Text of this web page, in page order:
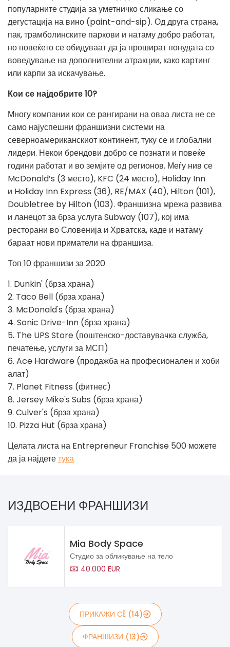
популарните студија за уметничко сликање со
дегустација на вино (paint-and-sip). Од друга страна,
пак, трамболинските паркови и натаму добро работат,
но повеќето се обидуваат да ја прошират понудата со
воведување на дополнителни атракции, како картинг
или карпи за искачување.
Кои се најдобрите 10?
Многу компании кои се рангирани на оваа листа не се
само најуспешни франшизни системи на
северноамериканскиот континент, туку се и глобални
лидери. Некои брендови добро се познати и повеќе
години работат и во земјите од регионов. Меѓу нив се
McDonald’s (3 место), KFC (24 место), Holiday Inn
и Holiday Inn Express (36), RE/MAX (40), Hilton (101),
Doubletree by Hilton (103). Франшизна мрежа развива
и ланецот за брза услуга Subway (107), кој има
ресторани во Словенија и Хрватска, каде и натаму
бараат нови приматели на франшиза.
Топ 10 франшизи за 2020
1. Dunkin' (брза храна)
2. Taco Bell (брза храна)
3. McDonald's (брза храна)
4. Sonic Drive-Inn (брза храна)
5. The UPS Store (поштенско-доставувачка служба,
печатење, услуги за МСП)
6. Ace Hardware (продажба на професионален и хоби
алат)
7. Planet Fitness (фитнес)
8. Jersey Mike's Subs (брза храна)
9. Culver's (брза храна)
10. Pizza Hut (брза храна)
Целата листа на Entrepreneur Franchise 500 можете
да ја најдететука
ИЗДВОЕНИ ФРАНШИЗИ
Mia Body Space
Студио за обликување на тело
40.000 EUR
ПРИКАЖИ СÈ (14)
ФРАНШИЗИ (13)